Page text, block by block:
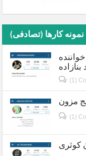
کارها (تصادفی)
(1)
مزون
(1)
کوثری